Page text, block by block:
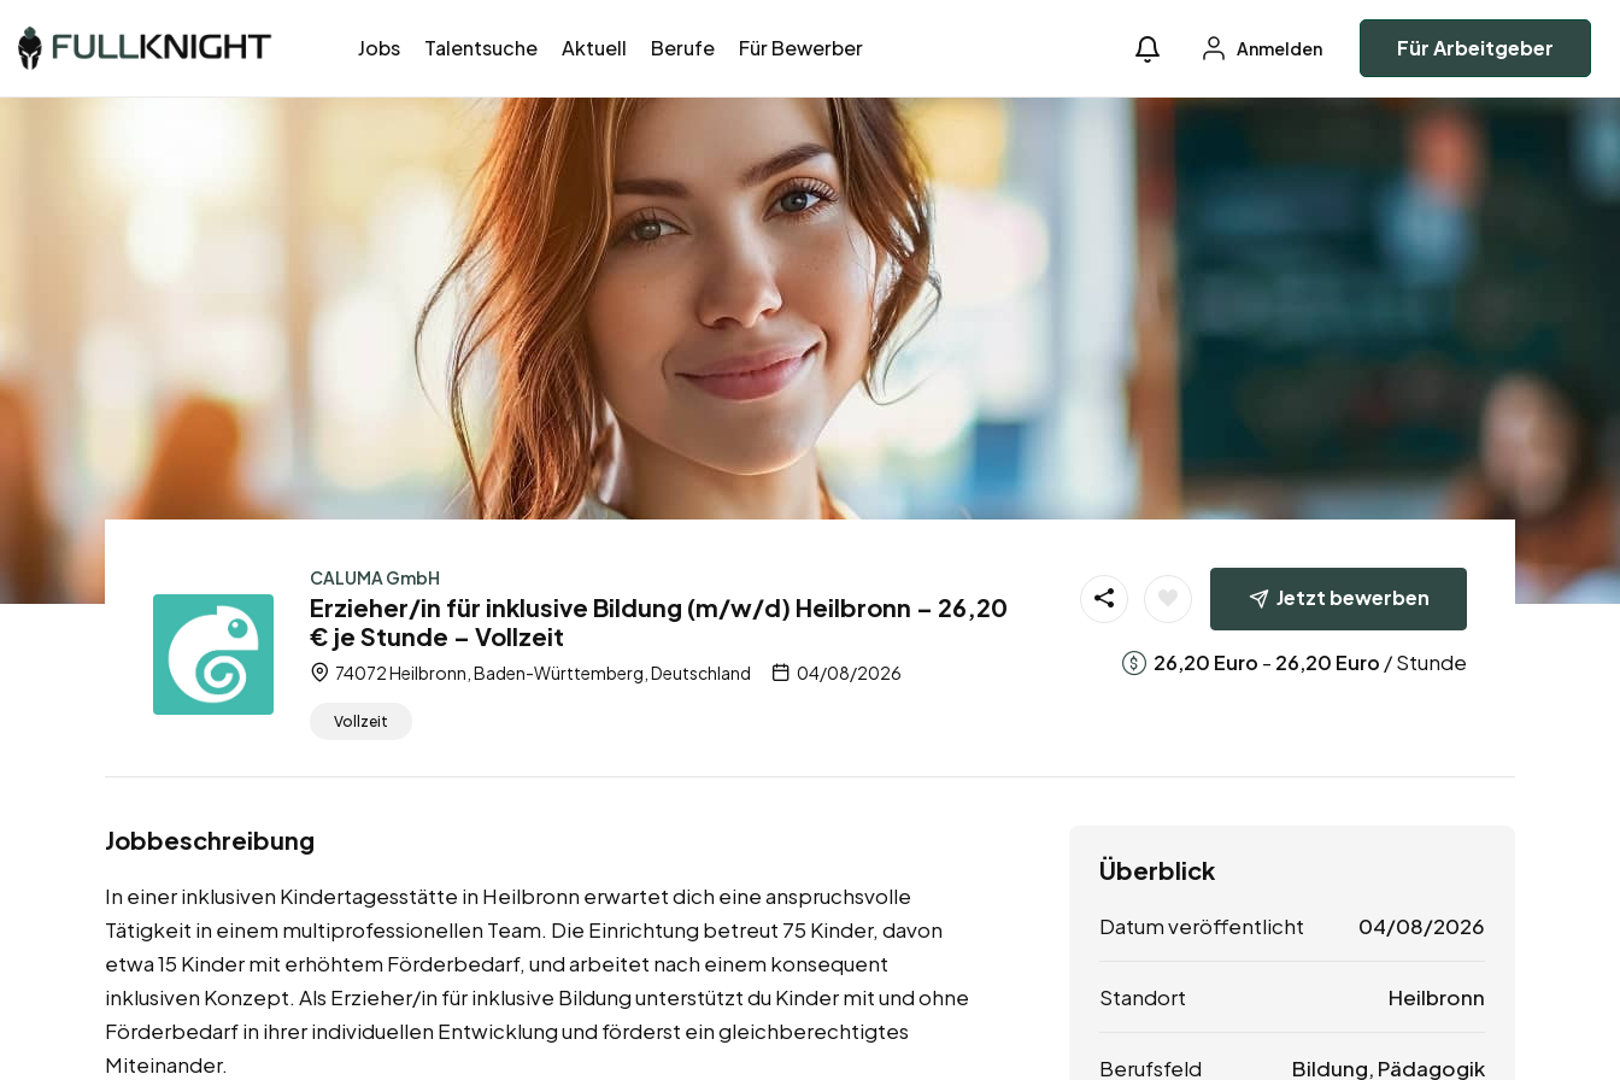
Jobs Talentsuche Aktuell Berufe Für Bewerber Anmelden Für Arbeitgeber
CALUMA GmbH
Erzieher/in für inklusive Bildung (m/w/d) Heilbronn – 26,20
€ je Stunde – Vollzeit
74072 Heilbronn, Baden-Württemberg, Deutschland 04/08/2026
Vollzeit
Jetzt bewerben
26,20 Euro - 26,20 Euro / Stunde
Jobbeschreibung
In einer inklusiven Kindertagesstätte in Heilbronn erwartet dich eine anspruchsvolle
Tätigkeit in einem multiprofessionellen Team. Die Einrichtung betreut 75 Kinder, davon
etwa 15 Kinder mit erhöhtem Förderbedarf, und arbeitet nach einem konsequent
inklusiven Konzept. Als Erzieher/in für inklusive Bildung unterstützt du Kinder mit und ohne
Förderbedarf in ihrer individuellen Entwicklung und förderst ein gleichberechtigtes
Miteinander.
Überblick
Datum veröffentlicht 04/08/2026
Standort Heilbronn
Berufsfeld Bildung, Pädagogik